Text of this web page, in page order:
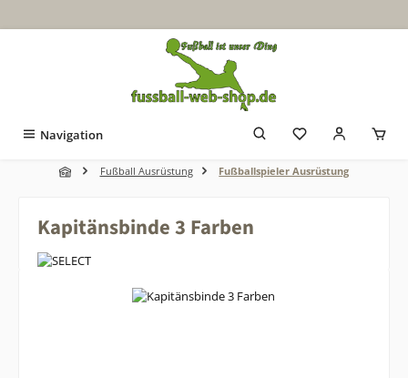
Navigation
Fußball Ausrüstung Fußballspieler Ausrüstung
Kapitänsbinde 3 Farben
Bildergalerie überspringen